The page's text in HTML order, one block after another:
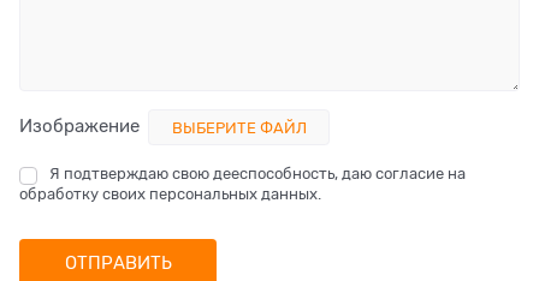
Изображение ВЫБЕРИТЕ ФАЙЛ
Я подтверждаю свою дееспособность, даю согласие на
обработку своих персональных данных.